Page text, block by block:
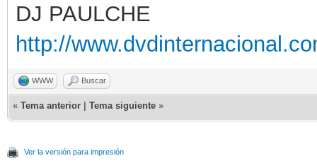
DJ PAULCHE
http://
WWW Buscar
« Tema anterior Tema siguiente »
Ver la versión para impresión